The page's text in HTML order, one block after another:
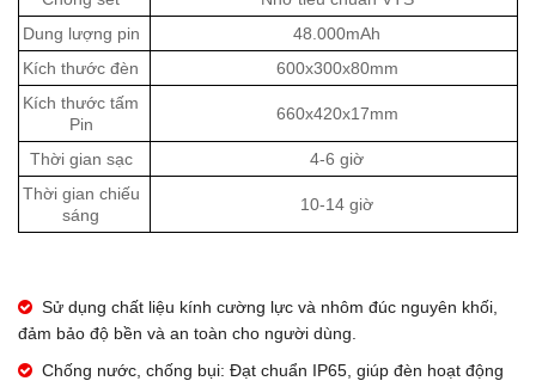
Dung lượng pin
48.000mAh
Kích thước đèn
600x300x80mm
Kích thước tấm
Pin
660x420x17mm
Thời gian sạc
4-6 giờ
Thời gian chiếu
sáng
10-14 giờ
Sử dụng chất liệu kính cường lực và nhôm đúc nguyên khối,
đảm bảo độ bền và an toàn cho người dùng.
Chống nước, chống bụi: Đạt chuẩn IP65, giúp đèn hoạt động